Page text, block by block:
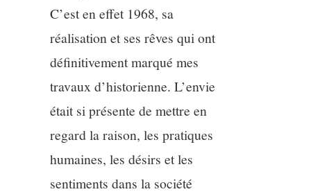
9/13
10/13
11/13
12/13
C’est en effet 1968, sa
réalisation et ses rêves qui ont
définitivement marqué mes
travaux d’historienne. L’envie
était si présente de mettre en
regard la raison, les pratiques
humaines, les désirs et les
sentiments dans la société